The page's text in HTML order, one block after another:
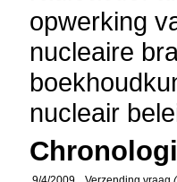
opwerking
nucleaire
nucleair